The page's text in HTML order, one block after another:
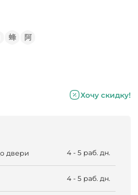
蜂 阿
Хочу скидку!
двери 4 - 5 раб. дн.
4 - 5 раб. дн.